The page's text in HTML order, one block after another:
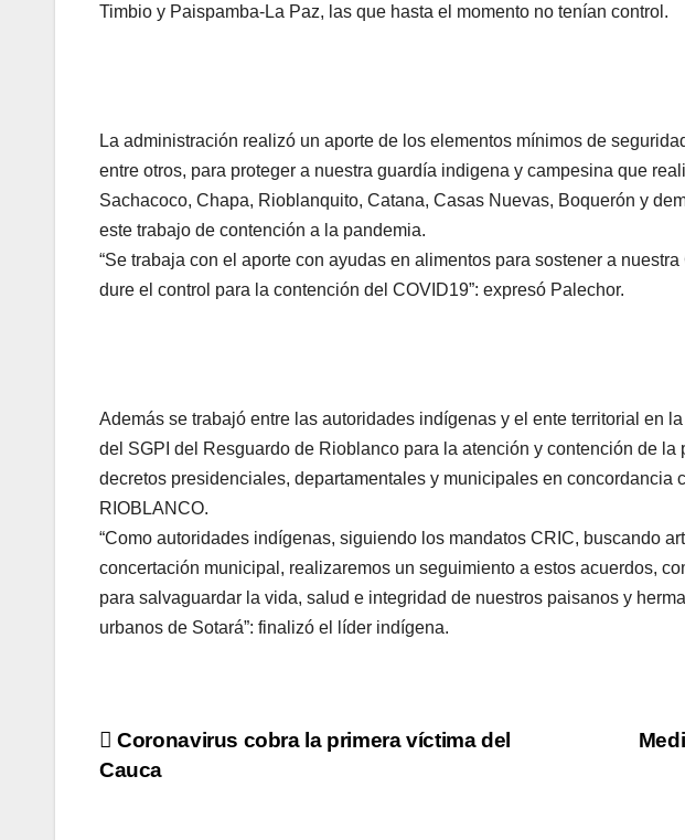
Timbio y Paispamba-La Paz, las que hasta el momento no tenían control.
La administración realizó un aporte de los elementos mínimos de
entre otros, para proteger a nuestra guardía indigena y campesina que
Sachacoco, Chapa, Rioblanquito, Catana, Casas Nuevas, Boquerón y
este trabajo de contención a la pandemia.
“Se trabaja con el aporte con ayudas en alimentos para sostener a
dure el control para la contención del COVID19”: expresó Palechor.
Además se trabajó entre las autoridades indígenas y el ente territorial en
del SGPI del Resguardo de Rioblanco para la atención y contención de
decretos presidenciales, departamentales y municipales en concordancia
RIOBLANCO.
“Como autoridades indígenas, siguiendo los mandatos CRIC, buscando
concertación municipal, realizaremos un seguimiento a estos acuerdos,
para salvaguardar la vida, salud e integridad de nuestros paisanos y
urbanos de Sotará”: finalizó el líder indígena.
Navegación
Coronavirus cobra la primera víctima del
Cauca